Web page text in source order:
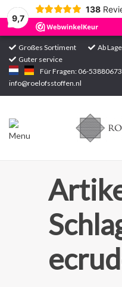
9,7
138
Großes Sortiment Ab
Guter service
Für Fragen: 06-
info@roelofsstoffen.nl
Startseite
Sortiment